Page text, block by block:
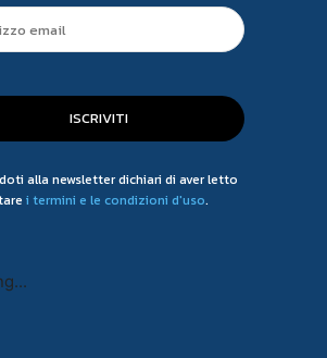
ISCRIVITI
alla newsletter dichiari di aver letto
i termini e le condizioni d'uso.